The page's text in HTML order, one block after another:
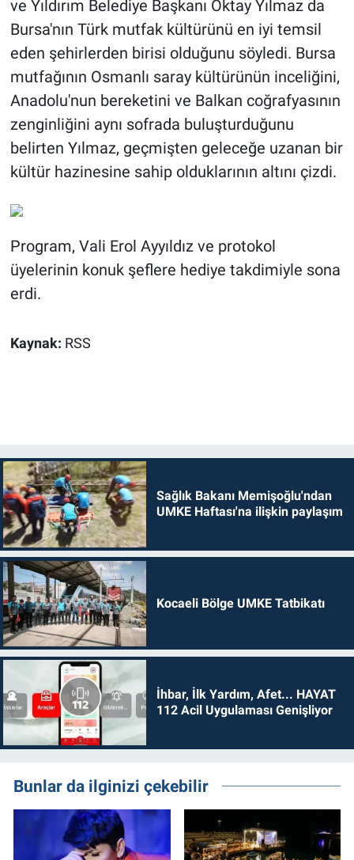
ve Yıldırım Belediye Başkanı Oktay Yılmaz da
Bursa'nın Türk mutfak kültürünü en iyi temsil
eden şehirlerden birisi olduğunu söyledi. Bursa
mutfağının Osmanlı saray kültürünün inceliğini,
Anadolu'nun bereketini ve Balkan coğrafyasının
zenginliğini aynı sofrada buluşturduğunu
belirten Yılmaz, geçmişten geleceğe uzanan bir
kültür hazinesine sahip olduklarının altını çizdi.
Program, Vali Erol Ayyıldız ve protokol
üyelerinin konuk şeflere hediye takdimiyle sona
erdi.
Kaynak: RSS
Sağlık Bakanı Memişoğlu'ndan
UMKE Haftası'na ilişkin paylaşım
Kocaeli Bölge UMKE Tatbikatı
İhbar, İlk Yardım, Afet... HAYAT
112 Acil Uygulaması Genişliyor
Bunlar da ilginizi çekebilir